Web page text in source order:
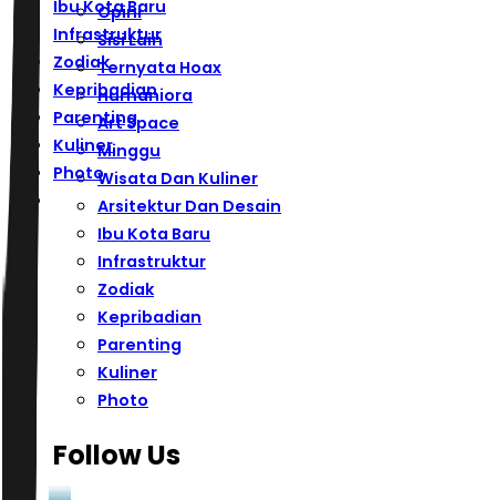
Ibu Kota Baru
Infrastruktur
Zodiak
Kepribadian
Parenting
Kuliner
Photo
Opini
Sisi Lain
Ternyata Hoax
Humaniora
Art Space
Minggu
Wisata Dan Kuliner
Arsitektur Dan Desain
Ibu Kota Baru
Infrastruktur
Zodiak
Kepribadian
Parenting
Kuliner
Photo
Follow Us